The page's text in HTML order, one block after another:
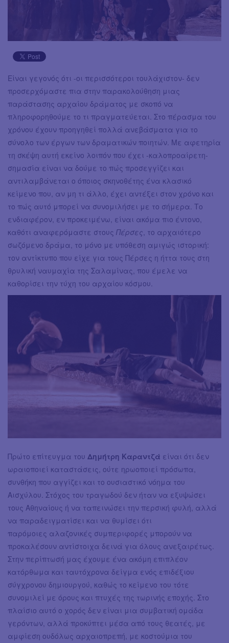
Είναι γεγονός ότι -οι περισσότεροι τουλάχιστον- δεν
προσερχόμαστε πια στην παρακολούθηση μιας
παράστασης αρχαίου δράματος με σκοπό να
πληροφορηθούμε το τι πραγματεύεται. Στο πέρασμα του
χρόνου έχουν προηγηθεί πολλά ανεβάσματα για το
σύνολο των έργων των δραματικών ποιητών. Με αφετηρία
τη σκέψη αυτή εκείνο λοιπόν που έχει -καλοπροαίρετη-
σημασία είναι να δούμε το πώς προσεγγίζει και
αντιλαμβάνεται ο όποιος σκηνοθέτης ένα κλασικό
κείμενο που, αν μη τι άλλο, έχει αντέξει στον χρόνο και
το πώς αυτό μπορεί να συνομιλήσει με το σήμερα. Το
ενδιαφέρον, εν προκειμένω, είναι ακόμα πιο έντονο,
καθότι αναφερόμαστε στους Πέρσες , το αρχαιότερο
σωζόμενο δράμα, το μόνο με υπόθεση αμιγώς ιστορική:
τον αντίκτυπο που είχε για τους Πέρσες η ήττα τους στη
θρυλική ναυμαχία της Σαλαμίνας, που έμελε να
καθορίσει την τύχη του αρχαίου κόσμου.
Πρώτο επίτευγμα του Δημήτρη Καραντζά είναι ότι δεν
ωραιοποιεί καταστάσεις, ούτε ηρωοποιεί πρόσωπα,
συνθήκη που αγγίζει και το ουσιαστικό νόημα του
Αισχύλου. Στόχος του τραγωδού δεν ήταν να εξυψώσει
τους Αθηναίους ή να ταπεινώσει την περσική φυλή, αλλά
να παραδειγματίσει και να θυμίσει ότι
παρόμοιες αλαζονικές συμπεριφορές μπορούν να
προκαλέσουν αντίστοιχα δεινά για όλους ανεξαιρέτως.
Στην περίπτωσή μας έχουμε ένα ακόμη επιπλέον
κατόρθωμα και ταυτόχρονα δείγμα ενός επιδέξιου
σύγχρονου δημιουργού, καθώς το κείμενο του τότε
συνομιλεί με όρους και πτυχές της τωρινής εποχής. Στο
πλαίσιο αυτό ο χορός δεν είναι μια συμβατική ομάδα
γερόντων, αλλά προκύπτει μέσα από τους θεατές, με
αμφίεση ουδόλως αρχαιοπρεπή, με κοστούμια του